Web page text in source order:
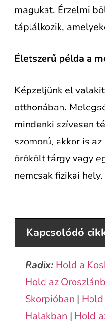
magukat. Érzelmi
táplálkozik,
Életszerű példa a
Képzeljünk el
otthonában.
mindenki szívesen
szomorú, akkor is
örökölt tárgy vagy
nemcsak fizikai
Kapcsolódó
Radix: Hold a
Hold az
Skorpióban |
Halakban | Hold